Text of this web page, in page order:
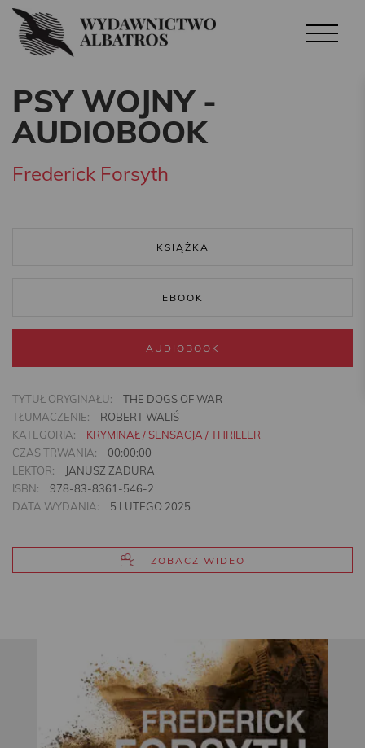
PSY WOJNY -
AUDIOBOOK
Frederick Forsyth
KSIĄŻKA
EBOOK
AUDIOBOOK
TYTUŁ ORYGINAŁU:
THE DOGS OF WAR
TŁUMACZENIE:
ROBERT WALIŚ
KATEGORIA:
KRYMINAŁ / SENSACJA / THRILLER
CZAS TRWANIA:
00:00:00
LEKTOR:
JANUSZ ZADURA
ISBN:
978-83-8361-546-2
DATA WYDANIA:
5 LUTEGO 2025
ZOBACZ WIDEO